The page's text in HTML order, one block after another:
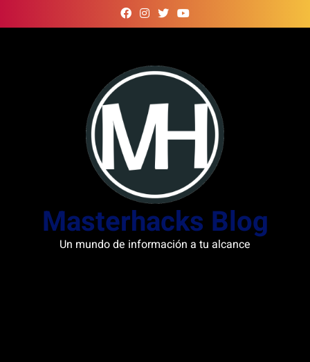
to
Masterhacks Blog
Un mundo de información a tu alcance